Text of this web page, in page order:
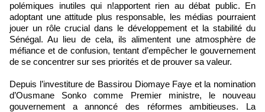
polémiques inutiles qui n!apportent rien au débat public. En
adoptant une attitude plus responsable, les médias pourraient
jouer un rôle crucial dans le développement et la stabilité du
Sénégal. Au lieu de cela, ils alimentent une atmosphère de
méfiance et de confusion, tentant d’empêcher le gouvernement
de se concentrer sur ses priorités et de prouver sa valeur.
Depuis l’investiture de Bassirou Diomaye Faye et la nomination
d’Ousmane Sonko comme Premier ministre, le nouveau
gouvernement a annoncé des réformes ambitieuses. La